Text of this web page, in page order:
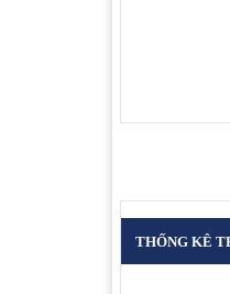
THỐNG KÊ